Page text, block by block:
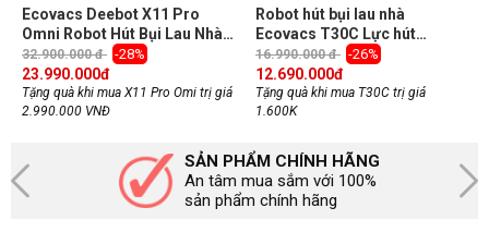
Ecovacs Deebot X11 Pro
Omni Robot Hút Bụi Lau Nhà,
lực hút 19.500Pa
32.900.000 đ -28%
23.990.000đ
Tặng quà khi mua X11 Pro Omi trị giá
2.990.000 VNĐ
Robot hút bụi lau nhà
Ecovacs T30C Lực hút
20.000Pa, Hoạt động tốt trên
mọi bề mặt
16.990.000 đ -26%
12.690.000đ
Tặng quà khi mua T30C trị giá
1.600K
SẢN PHẨM CHÍNH HÃNG
An tâm mua sắm với 100%
sản phẩm chính hãng